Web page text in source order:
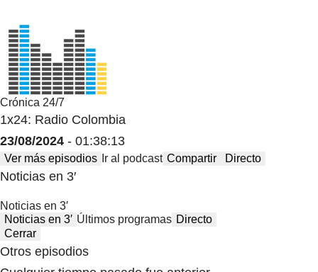
Crónica 24/7
1x24: Radio Colombia
23/08/2024 - 01:38:13
Ver más episodios Ir al podcast Compartir Directo
Noticias en 3′
Noticias en 3′
Noticias en 3′ Últimos programas Directo
Cerrar
Otros episodios